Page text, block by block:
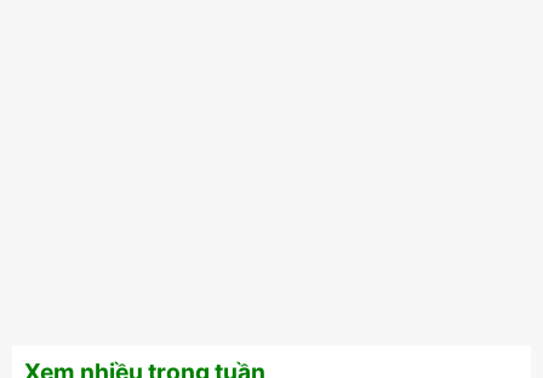
Xem nhiều trong tuần